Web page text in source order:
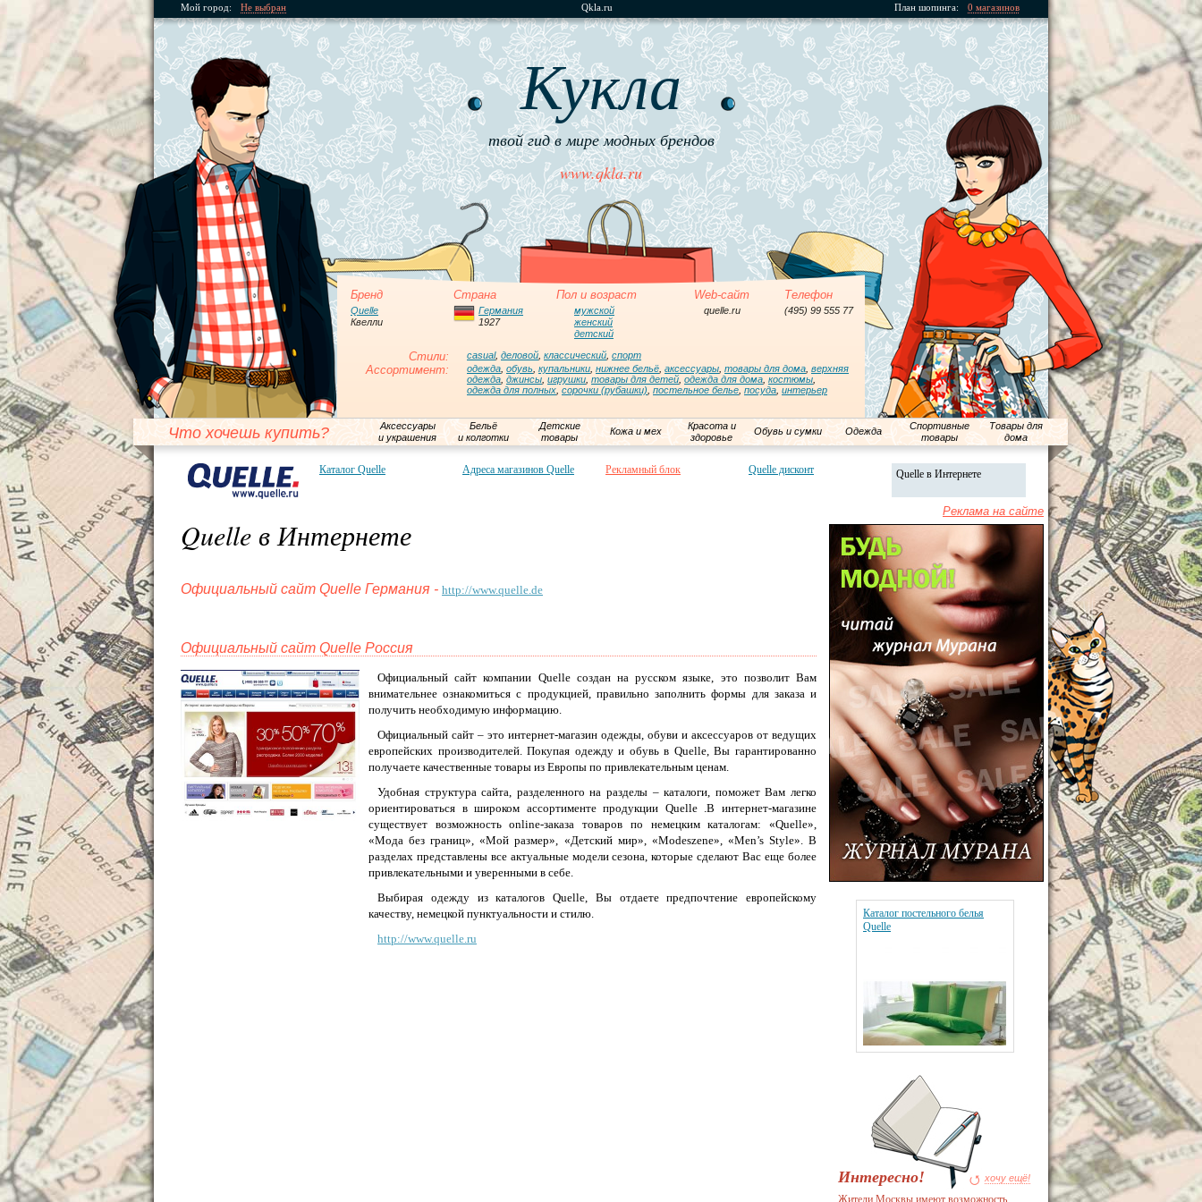
Мой город: Не выбран Qkla.ru План шопинга: 0 магазинов
Кукла
твой гид в мире модных брендов
www.qkla.ru
Бренд Страна Пол и возраст Web-сайт Телефон
Quelle
Квелли
Германия
1927
мужской
женский
детский
quelle.ru (495) 99 555 77
Стили: casual, деловой классический спорт
Ассортимент: одежда обувь купальники нижнее бельё аксессуары товары для дома верхняя
одежда джинсы игрушки товары для детей одежда для дома костюмы
одежда для полных сорочки (рубашки) постельное белье посуда интерьер
Что хочешь купить?
Аксессуары
и украшения
Бельё
и колготки
Детские
товары
Кожа и мех
Красота и
здоровье
Обувь и сумки Одежда
Спортивные
товары
Товары для
дома
Каталог Quelle Адреса магазинов Quelle Рекламный блок Quelle дисконт Quelle в Интернете
Quelle в Интернете
Официальный сайт Quelle Германия - http://www.quelle.de
Официальный сайт Quelle Россия
Официальный сайт компании Quelle создан на русском языке, это позволит Вам
внимательнее ознакомиться с продукцией, правильно заполнить формы для заказа и
получить необходимую информацию.
Официальный сайт – это интернет-магазин одежды, обуви и аксессуаров от ведущих
европейских производителей. Покупая одежду и обувь в Quelle, Вы гарантированно
получаете качественные товары из Европы по привлекательным ценам.
Удобная структура сайта, разделенного на разделы – каталоги, поможет Вам легко
ориентироваться в широком ассортименте продукции Quelle .В интернет-магазине
существует возможность online-заказа товаров по немецким каталогам: «Quelle»,
«Мода без границ», «Мой размер», «Детский мир», «Modeszene», «Men’s Style». В
разделах представлены все актуальные модели сезона, которые сделают Вас еще более
привлекательными и уверенными в себе.
Выбирая одежду из каталогов Quelle, Вы отдаете предпочтение европейскому
качеству, немецкой пунктуальности и стилю.
http://www.quelle.ru
Реклама на сайте
Каталог постельного белья
Quelle
Интересно! хочу ещё!
Жители Москвы имеют возможность